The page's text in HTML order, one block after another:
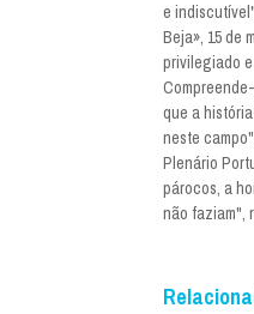
e
Beja», 15 de
privilegiado
que a
neste
Plenário
párocos, a
não faziam",